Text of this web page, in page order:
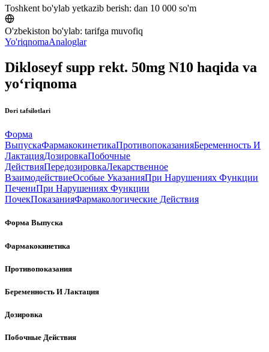
Toshkent bo'ylab yetkazib berish: dan 10 000 so'm
O'zbekiston bo'ylab: tarifga muvofiq
Yo'riqnomaAnaloglar
Dikloseyf supp rekt. 50mg N10 haqida va
yo‘riqnoma
Dori tafsilotlari
Форма
ВыпускаФармакокинетикаПротивопоказанияБеременность И
ЛактацияДозировкаПобочные
ДействияПередозировкаЛекарственное
ВзаимодействиеОсобые УказанияПри Нарушениях Функции
ПечениПри Нарушениях Функции
ПочекПоказанияФармакологические Действия
Форма Выпуска
Фармакокинетика
Противопоказания
Беременность И Лактация
Дозировка
Побочные Действия